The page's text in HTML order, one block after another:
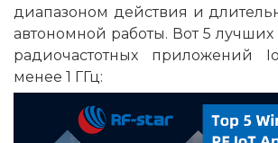
диапазоном действия и
автономной работы. Вот 5
радиочастотных приложений
менее 1 ГГц: